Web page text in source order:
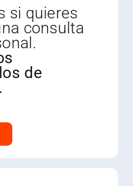
si quieres
consulta
de